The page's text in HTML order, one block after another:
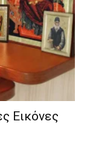
Εικόνες